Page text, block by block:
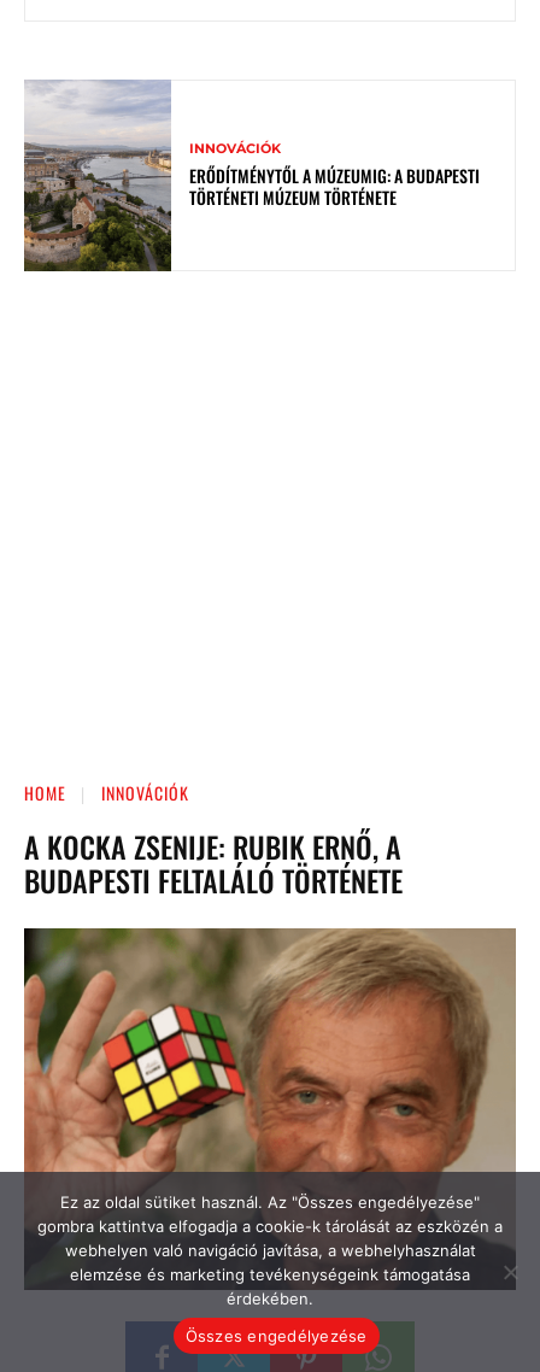
INNOVÁCIÓK
ERŐDÍTMÉNYTŐL A MÚZEUMIG: A BUDAPESTI
TÖRTÉNETI MÚZEUM TÖRTÉNETE
Ez az oldal sütiket használ. Az "Összes engedélyezése"
gombra kattintva elfogadja a cookie-k tárolását az eszközén a
webhelyen való navigáció javítása, a webhelyhasználat
elemzése és marketing tevékenységeink támogatása
érdekében.
Összes engedélyezése